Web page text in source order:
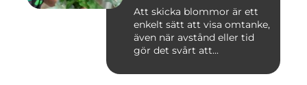
Att skicka blommor är ett
enkelt sätt att visa omtanke,
även när avstånd eller tid
gör det svårt att...